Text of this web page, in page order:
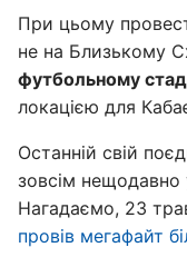
При цьому
не на Близькому
футбольному
локацією для
Останній свій
зовсім нещодавно
Нагадаємо, 23
провів мегафайт